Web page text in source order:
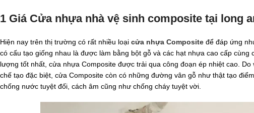
1 Giá Cửa nhựa nhà vệ sinh composite tại long
Hiện nay trên thị trường có rất nhiều loại cửa nhựa Composite để đáp ứng
có cấu tạo giống nhau là được làm bằng bột gỗ và các hạt nhựa cao cấp
lượng tốt nhất, cửa nhựa Composite được trải qua công đoạn ép nhiệt cao.
chế tạo đặc biệt, cửa Composite còn có những đường vân gỗ như thật tạo
chống nước tuyệt đối, cách âm cũng như chống cháy tuyệt vời.